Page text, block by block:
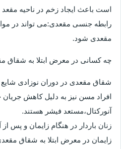
است باعث ایجاد زخم در ناحیه
رابطه جنسی مقعدی:می تواند در
مقعدی شود.
چه کسانی در معرض ابتلا به شقاق
شقاق مقعدی در دوران نوزادی
افراد مسن نیز به دلیل کاهش جریان
آنورکتال،مستعد فیشر هستند.
زنان باردار در هنگام زایمان و پس
زایمان در معرض ابتلا به شقاق